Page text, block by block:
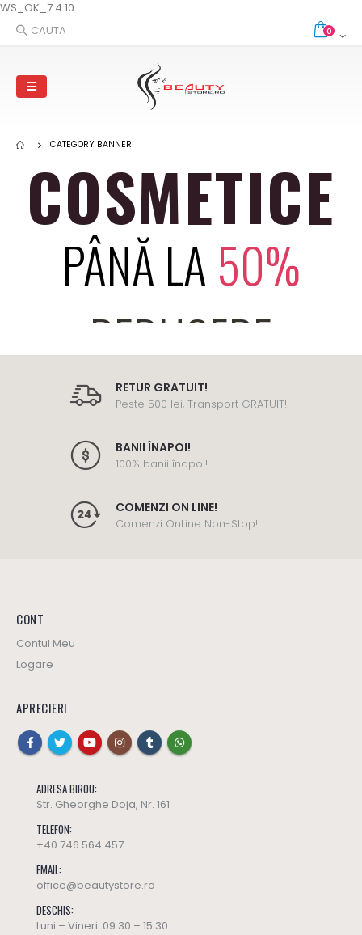
WS_OK_7.4.10
CAUTA
0
CATEGORY BANNER
MEGA SPECIAL
VÂNZĂRI
COSMETICE
PÂNĂ LA 50%
REDUCERE
CUMPĂRĂ ACUM
RETUR GRATUIT!
Peste 500 lei, Transport GRATUIT!
BANII ÎNAPOI!
100% banii înapoi!
COMENZI ON LINE!
Comenzi OnLine Non-Stop!
CONT
Contul Meu
Logare
APRECIERI
ADRESA BIROU:
Str. Gheorghe Doja, Nr. 161
TELEFON:
+40 746 564 457
EMAIL:
office@beautystore.ro
DESCHIS:
Luni – Vineri: 09.30 – 15.30